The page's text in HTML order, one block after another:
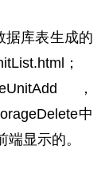
据库表生成的
；
，
中
显示的。